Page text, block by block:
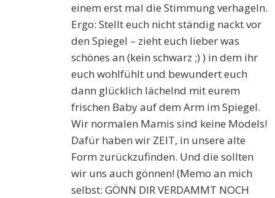
einem erst mal die Stimmung verhageln.
Ergo: Stellt euch nicht ständig nackt vor
den Spiegel – zieht euch lieber was
schönes an (kein schwarz ;) ) in dem ihr
euch wohlfühlt und bewundert euch
dann glücklich lächelnd mit eurem
frischen Baby auf dem Arm im Spiegel.
Wir normalen Mamis sind keine Models!
Dafür haben wir ZEIT, in unsere alte
Form zurückzufinden. Und die sollten
wir uns auch gönnen! (Memo an mich
selbst: GÖNN DIR VERDAMMT NOCH